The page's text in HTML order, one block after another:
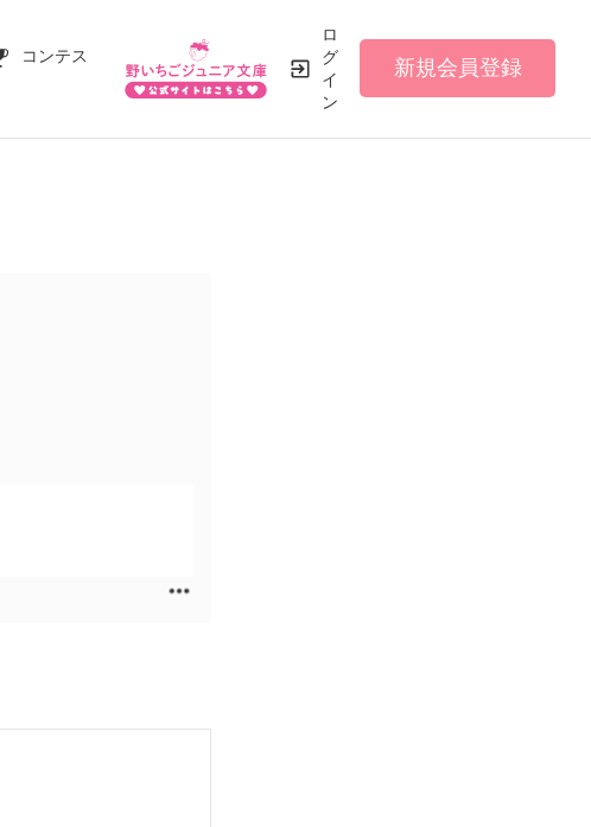
コンテス
ロ
グ
イ
ン
新規会員登録